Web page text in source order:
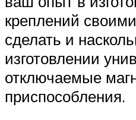
креплений
сделать и
изготовлении
отключаемые
приспособления.